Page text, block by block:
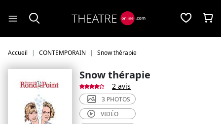
Accueil CONTEMPORAIN Snow thérapie
Snow thérapie
2 avis
3 PHOTOS
VIDÉO